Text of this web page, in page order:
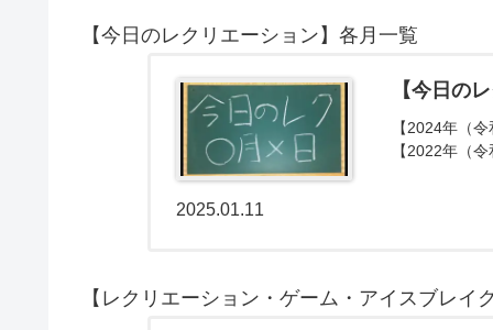
【今日のレクリエーション】各月一覧
【今日の
【2024年（
【2022年（
2025.01.11
【レクリエーション・ゲーム・アイスブレイ